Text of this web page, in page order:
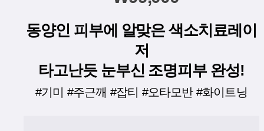
동양인 피부에 알맞은 색소치료레이
저
타고난듯 눈부신 조명피부 완성!
#기미 #주근깨 #잡티 #오타모반 #화이트닝